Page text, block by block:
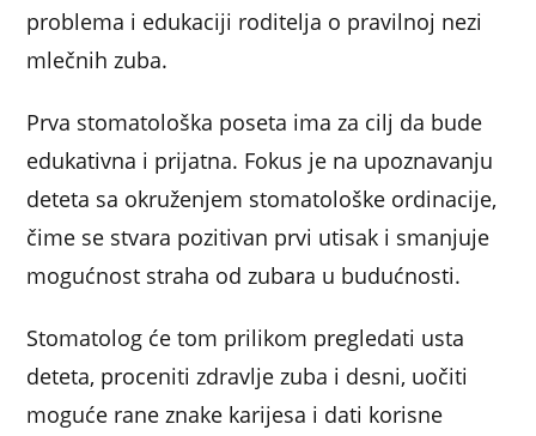
problema i edukaciji roditelja o pravilnoj nezi
mlečnih zuba.
Prva stomatološka poseta ima za cilj da bude
edukativna i prijatna. Fokus je na upoznavanju
deteta sa okruženjem stomatološke ordinacije,
čime se stvara pozitivan prvi utisak i smanjuje
mogućnost straha od zubara u budućnosti.
Stomatolog će tom prilikom pregledati usta
deteta, proceniti zdravlje zuba i desni, uočiti
moguće rane znake karijesa i dati korisne